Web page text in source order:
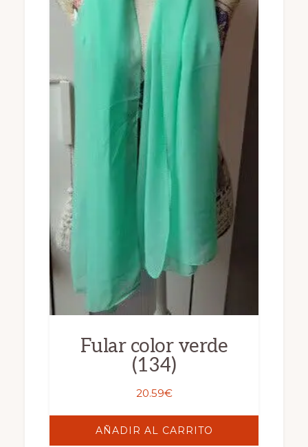
Fular color verde
(134)
20.59€
AÑADIR AL CARRITO